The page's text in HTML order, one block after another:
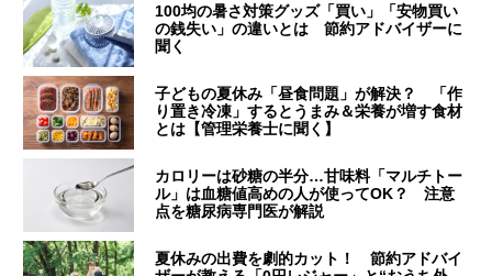
100均の暑さ対策グッズ「買い」「安物買い
の銭失い」の違いとは 節約アドバイザーに
聞く
子どもの夏休み「昼食問題」が解決？ 「作
り置き冷凍」するとうまみ＆栄養が増す食材
とは【管理栄養士に聞く】
カロリーは砂糖の半分…甘味料「マルチトー
ル」は血糖値高めの人が使ってOK？ 注意
点を糖尿病専門医が解説
夏休みの出費を劇的カット！ 節約アドバイ